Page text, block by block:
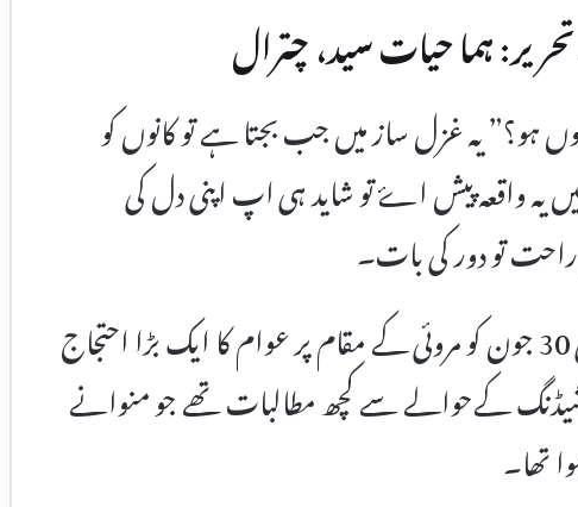
ہما حیات سید، چترال
ہو؟” یہ غزل ساز میں جب بجتا ہے تو کانوں کو
یہ واقعہ پیش اۓ تو شاید ہی اپ اپنی دل کی
راحت تو دور کی بات۔
واقعہ کچھ یوں تھا کہ گزشتہ دن یعنی 30 جون کو مروئی کے مقام پر عوام کا ایک بڑا احتجاج
کےحوالے سے کچھ مطالبات تھے جو منوانے
تھا۔